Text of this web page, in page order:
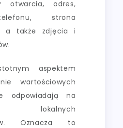
otwarcia, adres,
strona
a także zdjęcia i
aspektem
wartościowych
odpowiadają na
lokalnych
Oznacza to